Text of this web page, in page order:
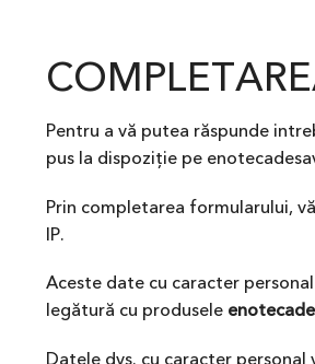
Pentru a vă putea răspunde
pus la dispoziție pe
Prin completarea formularului,
IP.
Aceste date cu caracter
legătură cu produsele
Datele dvs. cu caracter